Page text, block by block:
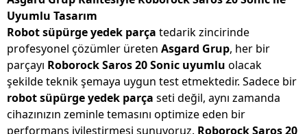
Uyumlu Tasarım
Robot süpürge yedek parça tedarik zincirinde
profesyonel çözümler üreten Asgard Grup, her bir
parçayı Roborock Saros 20 Sonic uyumlu olacak
şekilde teknik şemaya uygun test etmektedir. Sadece bir
robot süpürge yedek parça seti değil, aynı zamanda
cihazınızın zeminle temasını optimize eden bir
performans iyileştirmesi sunuyoruz. Roborock Saros 20